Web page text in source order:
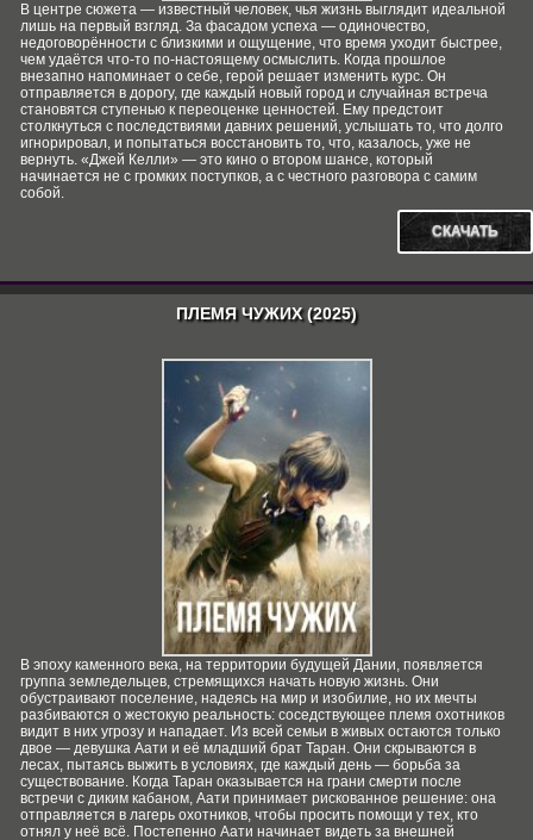
В центре сюжета — известный человек, чья жизнь выглядит идеальной
лишь на первый взгляд. За фасадом успеха — одиночество,
недоговорённости с близкими и ощущение, что время уходит быстрее,
чем удаётся что‑то по-настоящему осмыслить. Когда прошлое
внезапно напоминает о себе, герой решает изменить курс. Он
отправляется в дорогу, где каждый новый город и случайная встреча
становятся ступенью к переоценке ценностей. Ему предстоит
столкнуться с последствиями давних решений, услышать то, что долго
игнорировал, и попытаться восстановить то, что, казалось, уже не
вернуть. «Джей Келли» — это кино о втором шансе, который
начинается не с громких поступков, а с честного разговора с самим
собой.
СКАЧАТЬ
ПЛЕМЯ ЧУЖИХ (2025)
В эпоху каменного века, на территории будущей Дании, появляется
группа земледельцев, стремящихся начать новую жизнь. Они
обустраивают поселение, надеясь на мир и изобилие, но их мечты
разбиваются о жестокую реальность: соседствующее племя охотников
видит в них угрозу и нападает. Из всей семьи в живых остаются только
двое — девушка Аати и её младший брат Таран. Они скрываются в
лесах, пытаясь выжить в условиях, где каждый день — борьба за
существование. Когда Таран оказывается на грани смерти после
встречи с диким кабаном, Аати принимает рискованное решение: она
отправляется в лагерь охотников, чтобы просить помощи у тех, кто
отнял у неё всё. Постепенно Аати начинает видеть за внешней